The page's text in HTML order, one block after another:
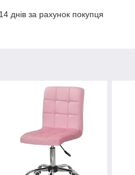
днів за рахунок покупця